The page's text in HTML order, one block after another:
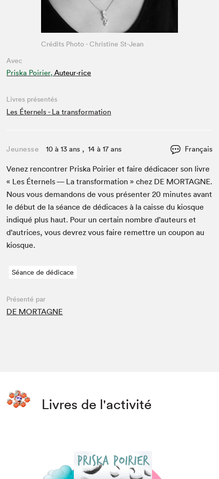
Avec
Priska Poirier, Auteur·rice
Crédits Photo - Christine St-Jean
Livres présentés
Les Éternels - La transformation
Jeunesse 10 à 13 ans , 14 à 17 ans Français
Venez ren­con­tr­er Priska Poiri­er et faire dédi­cac­er son livre
« Les Éter­nels — La trans­for­ma­tion » chez DE MORTAGNE.
Nous vous deman­dons de vous présen­ter20 min­utes avant
le début de la séance de dédi­caces à la caisse du kiosque
indiqué plus haut. Pour un cer­tain nom­bre d’auteurs et
d’autrices, vous devrez vous faire remet­tre un coupon au
kiosque.
Séance de dédicace
Présenté par
DE MORTAGNE
Livres de l'activité